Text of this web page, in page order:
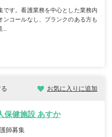
す。看護業務を中心とした業務内
コールなし、ブランクのある方も
お気に入りに追加
保健施設 あすか
師募集